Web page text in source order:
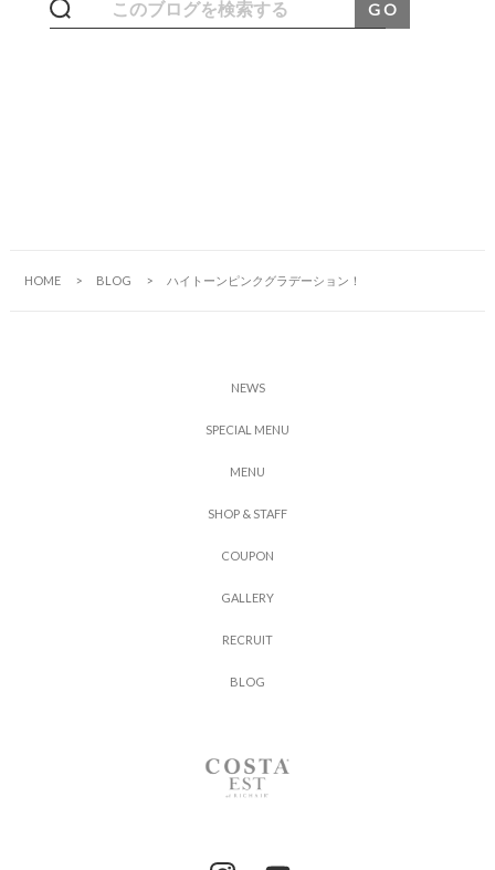
HOME BLOG ハイトーンピンクグラデーション！
NEWS
SPECIAL MENU
MENU
SHOP & STAFF
COUPON
GAL L ERY
RECRUIT
BL OG